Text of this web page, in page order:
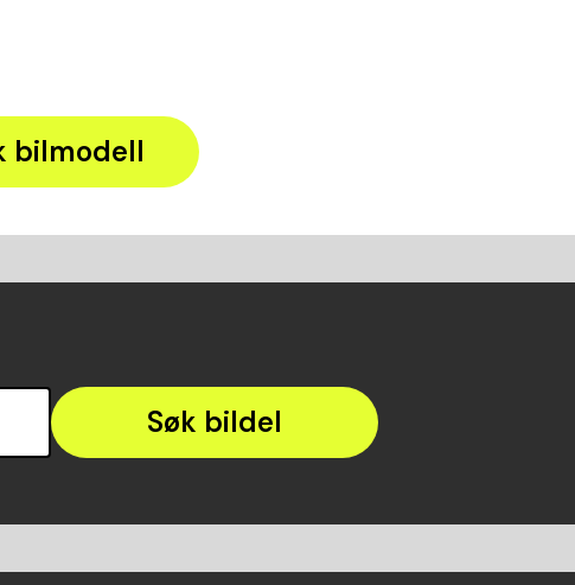
bilmodell
Søk bildel